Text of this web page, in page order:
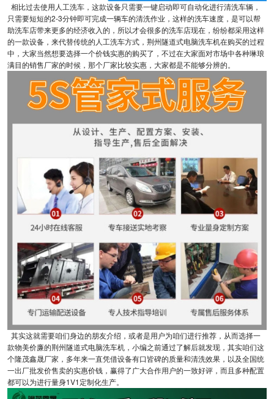
相比过去使用人工洗车，这款设备只需要一键启动即可自动化进行清洗车辆，
只需要短短的2-3分钟即可完成一辆车的清洗作业，这样的洗车速度，是可以帮
助洗车店带来更多的经济收入的，所以才会很多的洗车店现在，纷纷都采用这样
的一款设备，来代替传统的人工洗车方式，荆州隧道式电脑洗车机在购买的过程
中，大家当然想要选择一个价钱实惠的购买了，不过在大家面对市场中各种琳琅
满目的销售厂家的时候，那个厂家比较实惠，大家都是不能够分辨的。
其实这就需要咱们身边的朋友介绍，或者是用户为咱们进行推荐，从而选择一
款物美价廉的荆州隧道式电脑洗车机，小编之前通过了解后就发现，其实咱们这
个隆茂鑫晟厂家，多年来一直凭借设备有口皆碑的质量和清洗效果，以及全国统
一出厂批发价售卖的实惠价钱，赢得了广大合作用户的一致好评，而且多种配置
都可以为进行量身1V1定制化生产。